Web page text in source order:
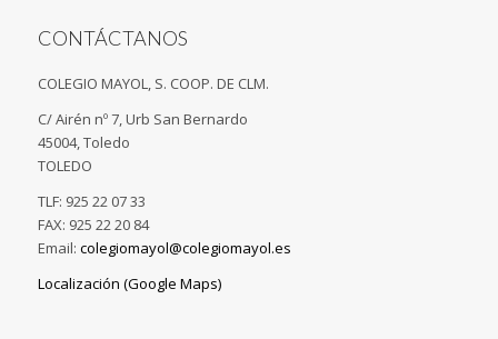
CONTÁCTANOS
COLEGIO MAYOL, S. COOP. DE CLM.
C/ Airén nº 7, Urb San Bernardo
45004, Toledo
TOLEDO
TLF: 925 22 07 33
FAX: 925 22 20 84
Email: colegiomayol@colegiomayol.es
Localización (Google Maps)